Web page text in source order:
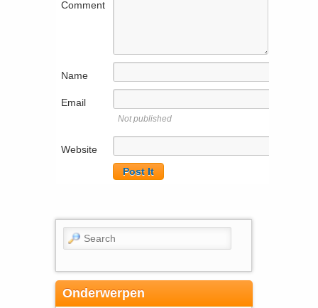
Comment
Name
Email
Not published
Website
Search
Onderwerpen